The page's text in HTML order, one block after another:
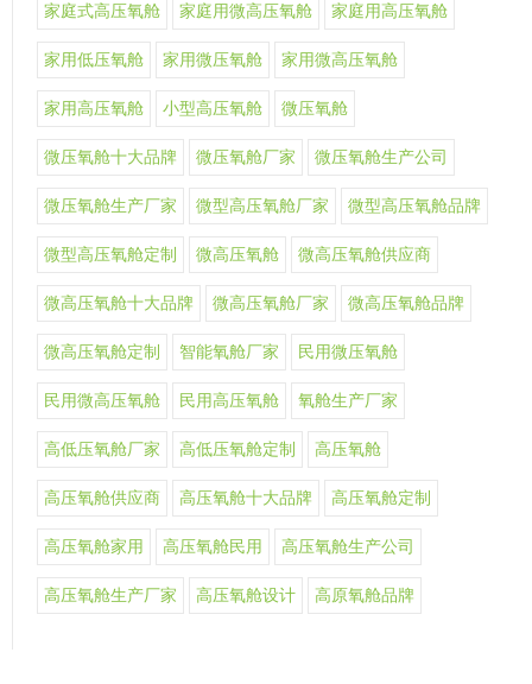
家庭式高压氧舱 家庭用微高压氧舱 家庭用高压氧舱
家用低压氧舱 家用微压氧舱 家用微高压氧舱
家用高压氧舱 小型高压氧舱 微压氧舱
微压氧舱十大品牌 微压氧舱厂家 微压氧舱生产公司
微压氧舱生产厂家 微型高压氧舱厂家 微型高压氧舱品牌
微型高压氧舱定制 微高压氧舱 微高压氧舱供应商
微高压氧舱十大品牌 微高压氧舱厂家 微高压氧舱品牌
微高压氧舱定制 智能氧舱厂家 民用微压氧舱
民用微高压氧舱 民用高压氧舱 氧舱生产厂家
高低压氧舱厂家 高低压氧舱定制 高压氧舱
高压氧舱供应商 高压氧舱十大品牌 高压氧舱定制
高压氧舱家用 高压氧舱民用 高压氧舱生产公司
高压氧舱生产厂家 高压氧舱设计 高原氧舱品牌